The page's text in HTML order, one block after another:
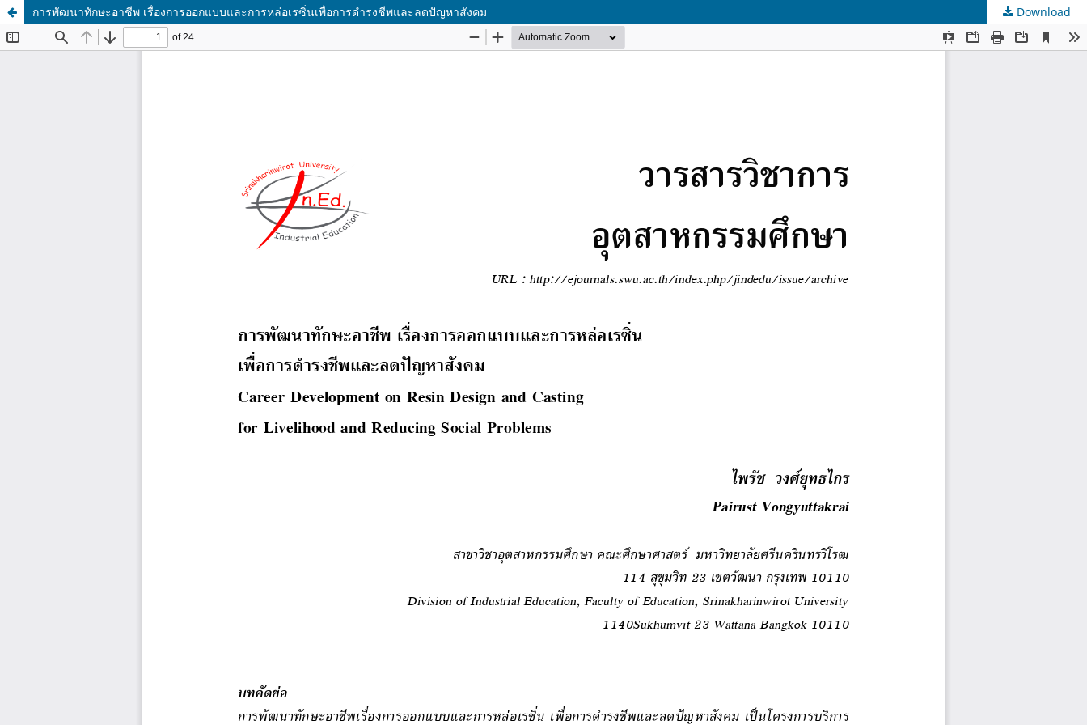
การพัฒนาทักษะอาชีพ เรื่องการออกแบบและการหล่อเรซิ่นเพื่อการดำรงชีพและลดปัญหาสังคม Download